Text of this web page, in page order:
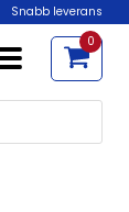
Snabb leverans
0